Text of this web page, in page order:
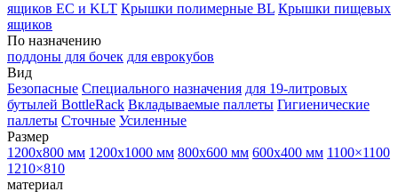
ящиков EC и KLT Крышки полимерные BL Крышки пищевых
ящиков
По назначению
поддоны для бочек для еврокубов
Вид
Безопасные Специального назначения для 19-литровых
бутылей BottleRack Вкладываемые паллеты Гигиенические
паллеты Сточные Усиленные
Размер
1200х800 мм 1200х1000 мм 800х600 мм 600х400 мм 1100×1100
1210×810
материал